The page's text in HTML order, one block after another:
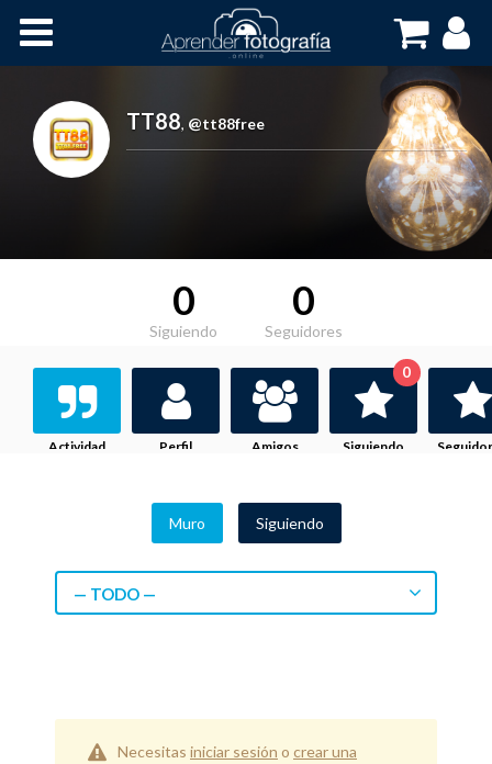
Cursos OnLine
TT88, @tt88free
0
Siguiendo
0
Seguidores
Actividad Perfil Amigos Siguiendo
0
Muro Siguiendo
— TODO —
Necesitas iniciar sesión o crear una